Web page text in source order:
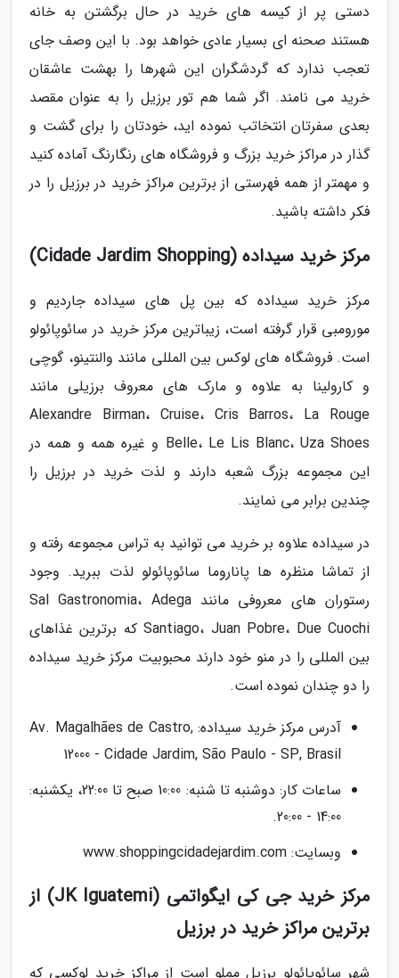
دستی پر از کیسه های خرید در حال برگشتن به خانه
هستند صحنه ای بسیار عادی خواهد بود. با این وصف جای
تعجب ندارد که گردشگران این شهرها را بهشت عاشقان
خرید می نامند. اگر شما هم تور برزیل را به عنوان مقصد
بعدی سفرتان انتخاتب نموده اید، خودتان را برای گشت و
گذار در مراکز خرید بزرگ و فروشگاه های رنگارنگ آماده کنید
و مهمتر از همه فهرستی از برترین مراکز خرید در برزیل را در
فکر داشته باشید.
مرکز خرید سیداده (Cidade Jardim Shopping)
مرکز خرید سیداده که بین پل های سیداده جاردیم و
مورومبی قرار گرفته است، زیباترین مرکز خرید در سائوپائولو
است. فروشگاه های لوکس بین المللی مانند والنتینو، گوچی
و کارولینا به علاوه و مارک های معروف برزیلی مانند
Alexandre Birman، Cruise، Cris Barros، La Rouge
Belle، Le Lis Blanc، Uza Shoes و غیره همه و همه در
این مجموعه بزرگ شعبه دارند و لذت خرید در برزیل را
چندین برابر می نمایند.
در سیداده علاوه بر خرید می توانید به تراس مجموعه رفته و
از تماشا منظره ها پاناروما سائوپائولو لذت ببرید. وجود
رستوران های معروفی مانند Sal Gastronomia، Adega
Santiago، Juan Pobre، Due Cuochi که برترین غذاهای
بین المللی را در منو خود دارند محبوبیت مرکز خرید سیداده
را دو چندان نموده است.
آدرس مرکز خرید سیداده: Av. Magalhães de Castro,
12000 - Cidade Jardim, São Paulo - SP, Brasil
ساعات کار: دوشنبه تا شنبه: 10:00 صبح تا 22:00، یکشنبه:
14:00 - 20:00.
وبسایت: www.shoppingcidadejardim.com
مرکز خرید جی کی ایگواتمی (JK Iguatemi) از
برترین مراکز خرید در برزیل
شهر سائوپائولو برزیل مملو است از مراکز خرید لوکسی که